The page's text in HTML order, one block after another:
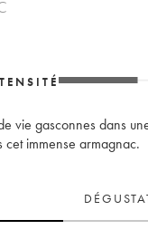
vie gasconnes dans
cet immense armagnac.